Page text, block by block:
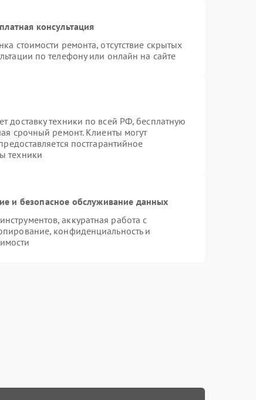
консультация
стоимости ремонта, отсутствие скрытых
по телефону или онлайн на сайте
доставку техники по всей РФ, бесплатную
срочный ремонт. Клиенты могут
постгарантийное
техники
и безопасное обслуживание данных
аккуратная работа с
конфиденциальность и